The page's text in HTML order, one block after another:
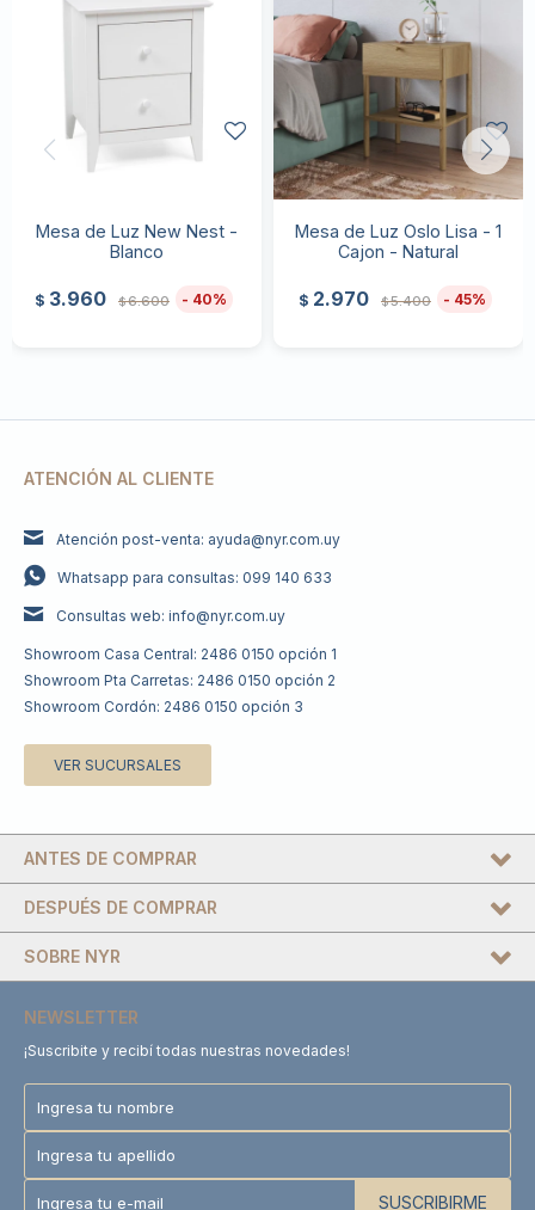
Mesa de Luz New Nest -
Blanco
$ 3.960 $6.600 40
Mesa de Luz Oslo Lisa - 1
Cajon - Natural
$ 2.970 $5.400 45
ATENCIÓN AL CLIENTE
Atención post-venta: ayuda@nyr.com.uy
Whatsapp para consultas: 099 140 633
Consultas web: info@nyr.com.uy
Showroom Casa Central: 2486 0150 opción 1
Showroom Pta Carretas: 2486 0150 opción 2
Showroom Cordón: 2486 0150 opción 3
VER SUCURSALES
DESPUÉS DE COMPRAR
SOBRE NYR
ANTES DE COMPRAR
NEWSLETTER
¡Suscribite y recibí todas nuestras novedades!
SUSCRIBIRME